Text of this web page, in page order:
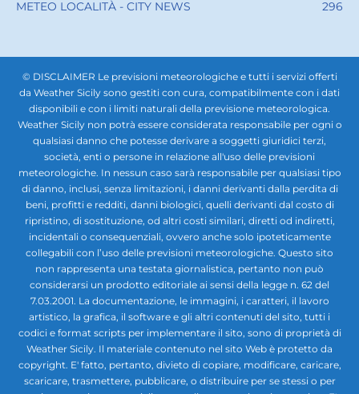
METEO LOCALITÀ - CITY NEWS
296
© DISCLAIMER Le previsioni meteorologiche e tutti i servizi offerti
da Weather Sicily sono gestiti con cura, compatibilmente con i dati
disponibili e con i limiti naturali della previsione meteorologica.
Weather Sicily non potrà essere considerata responsabile per ogni o
qualsiasi danno che potesse derivare a soggetti giuridici terzi,
società, enti o persone in relazione all'uso delle previsioni
meteorologiche. In nessun caso sarà responsabile per qualsiasi tipo
di danno, inclusi, senza limitazioni, i danni derivanti dalla perdita di
beni, profitti e redditi, danni biologici, quelli derivanti dal costo di
ripristino, di sostituzione, od altri costi similari, diretti od indiretti,
incidentali o consequenziali, ovvero anche solo ipoteticamente
collegabili con l’uso delle previsioni meteorologiche. Questo sito
non rappresenta una testata giornalistica, pertanto non può
considerarsi un prodotto editoriale ai sensi della legge n. 62 del
7.03.2001. La documentazione, le immagini, i caratteri, il lavoro
artistico, la grafica, il software e gli altri contenuti del sito, tutti i
codici e format scripts per implementare il sito, sono di proprietà di
Weather Sicily. Il materiale contenuto nel sito Web è protetto da
copyright. E' fatto, pertanto, divieto di copiare, modificare, caricare,
scaricare, trasmettere, pubblicare, o distribuire per se stessi o per